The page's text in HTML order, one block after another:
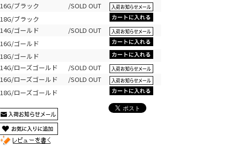
16G/ブラック
/SOLD OUT
18G/ブラック
14G/ゴールド
/SOLD OUT
16G/ゴールド
18G/ゴールド
14G/ローズゴールド
/SOLD OUT
16G/ローズゴールド
/SOLD OUT
18G/ローズゴールド